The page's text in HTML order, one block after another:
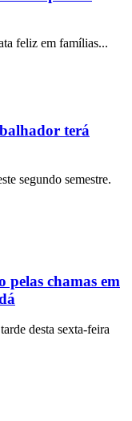
feliz em famílias...
terá
segundo semestre.
pelas chamas em
desta sexta-feira